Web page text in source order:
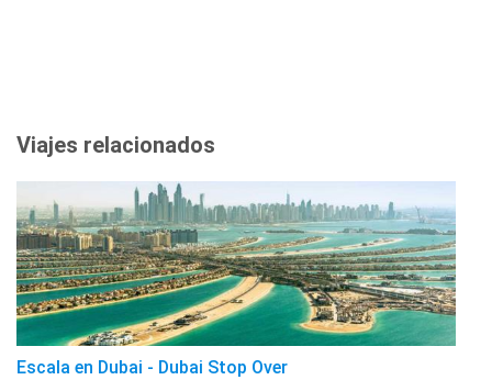
Viajes relacionados
Escala en Dubai - Dubai Stop Over